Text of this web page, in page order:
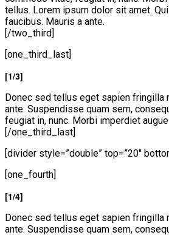
tellus. Lorem ipsum dolor sit amet.
faucibus. Mauris a ante.
[/two_third]
[one_third_last]
[1/3]
Donec sed tellus eget sapien fringilla
ante. Suspendisse quam sem,
feugiat in, nunc. Morbi imperdiet
[/one_third_last]
[divider style=”double” top=”20″
[one_fourth]
[1/4]
Donec sed tellus eget sapien fringilla
ante. Suspendisse quam sem,